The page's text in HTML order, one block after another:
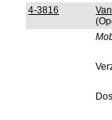
4-3816